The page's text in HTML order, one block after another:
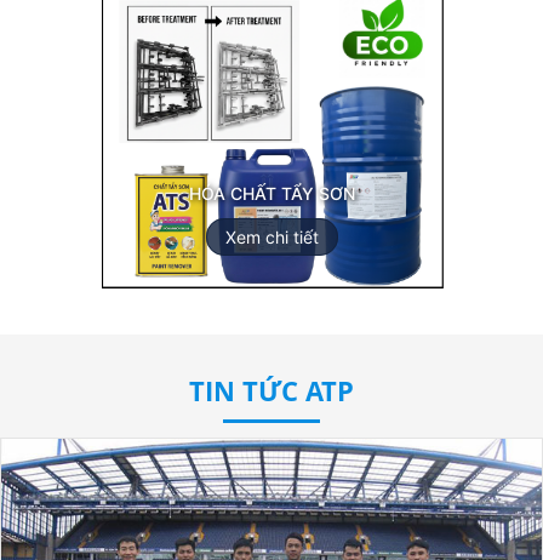
KEO DÁN POLYME
Xem chi tiết
TIN TỨC ATP